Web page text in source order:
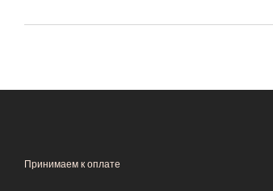
Принимаем к оплате